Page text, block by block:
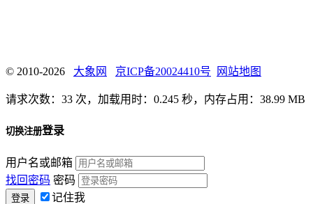
© 2010-2026 大象网 京ICP备20024410号 网站地图
请求次数：33 次，加载用时：0.245 秒，内存占用：38.99 MB
切换注册登录
用户名或邮箱
找回密码 密码
记住我